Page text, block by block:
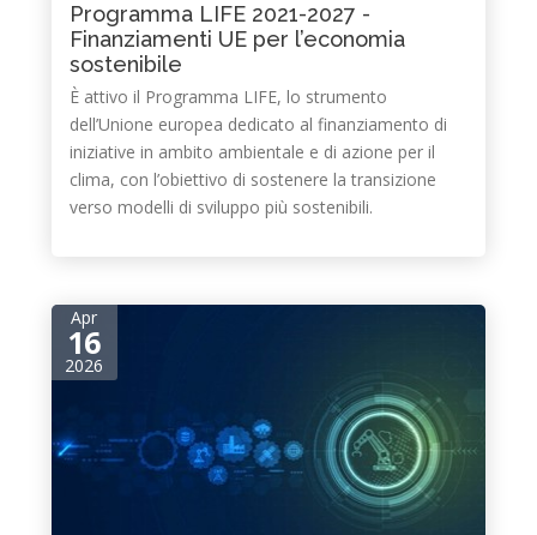
Programma LIFE 2021-2027 -
Finanziamenti UE per l’economia
sostenibile
È attivo il Programma LIFE, lo strumento
dell’Unione europea dedicato al finanziamento di
iniziative in ambito ambientale e di azione per il
clima, con l’obiettivo di sostenere la transizione
verso modelli di sviluppo più sostenibili.
Apr
16
2026